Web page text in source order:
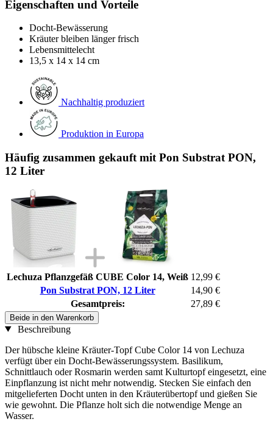
Eigenschaften und Vorteile
Docht-Bewässerung
Kräuter bleiben länger frisch
Lebensmittelecht
13,5 x 14 x 14 cm
Nachhaltig produziert
Produktion in Europa
Häufig zusammen gekauft mit Pon Substrat PON,
12 Liter
Lechuza Pflanzgefäß CUBE Color 14, Weiß 12,99 €
Pon Substrat PON, 12 Liter
14,90 €
Gesamtpreis:
27,89 €
Beide in den Warenkorb
Beschreibung
Der hübsche kleine Kräuter-Topf Cube Color 14 von Lechuza
verfügt über ein Docht-Bewässerungssystem. Basilikum,
Schnittlauch oder Rosmarin werden samt Kulturtopf eingesetzt, eine
Einpflanzung ist nicht mehr notwendig. Stecken Sie einfach den
mitgelieferten Docht unten in den Kräuterübertopf und gießen Sie
wie gewohnt. Die Pflanze holt sich die notwendige Menge an
Wasser.